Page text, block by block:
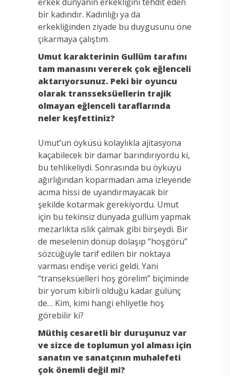
bir kadındır. Kadınlığı ya da
erkekliğinden ziyade bu duygusunu öne
çıkarmaya çalıştım.
Umut karakterinin Gullüm tarafını
tam manasını vererek çok eğlenceli
aktarıyorsunuz. Peki bir oyuncu
olarak transseksüellerin trajik
olmayan eğlenceli taraflarında
neler keşfettiniz?
Umut’un öyküsü kolaylıkla ajitasyona
kaçabilecek bir damar barındırıyordu ki,
bu tehlikeliydi. Sonrasında bu öyküyü
ağırlığından koparmadan ama izleyende
acıma hissi de uyandırmayacak bir
şekilde kotarmak gerekiyordu. Umut
için bu tekinsiz dünyada gullüm yapmak
mezarlıkta ıslık çalmak gibi birşeydi. Bir
de meselenin dönüp dolaşıp “hoşgörü”
sözcüğüyle tarif edilen bir noktaya
varması endişe verici geldi. Yani
“transeksüelleri hoş görelim” biçiminde
bir yorum kibirli olduğu kadar gülünç
de… Kim, kimi hangi ehliyetle hoş
görebilir ki?
Müthiş cesaretli bir duruşunuz var
ve sizce de toplumun yol alması için
sanatın ve sanatçının muhalefeti
çok önemli değil mi?